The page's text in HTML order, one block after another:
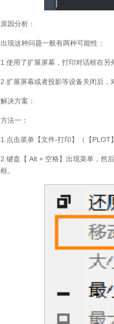
原因分析：
出现这种问题一般有两种可能性：
1. 使用了扩展屏幕，打印对话框在另
2. 扩展屏幕或者投影等设备关闭后，
解决方案：
方法一：
1. 点击菜单【文件-打印】（【PLOT
2. 键盘【 Alt + 空格】出现菜单，然
框。
订阅CAD教程